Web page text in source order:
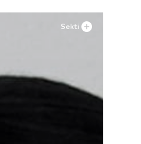
Sekti